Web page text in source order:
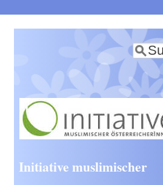
zum
Inhalt
Suche
Initiative muslimischer